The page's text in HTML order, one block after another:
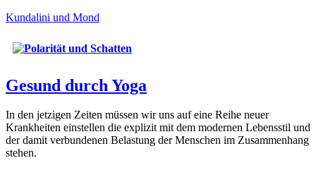
Kundalini und Mond
Gesund durch Yoga
In den jetzigen Zeiten müssen wir uns auf eine Reihe neuer
Krankheiten einstellen die explizit mit dem modernen Lebensstil und
der damit verbundenen Belastung der Menschen im Zusammenhang
stehen.